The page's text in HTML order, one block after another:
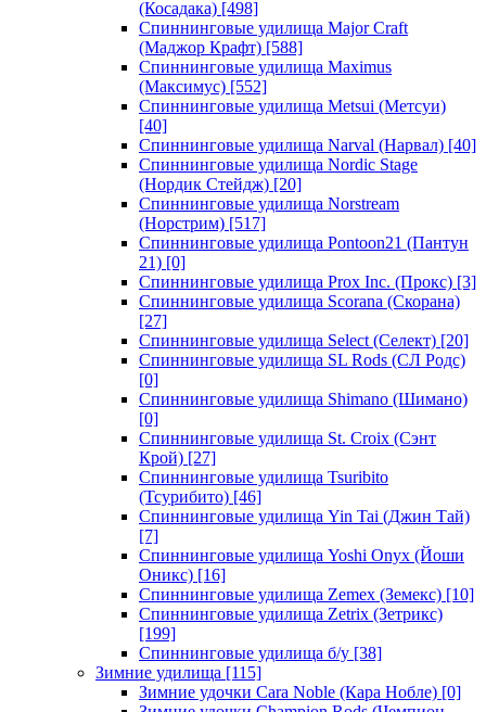
(Косадака) [498]
Спиннинговые удилища Major Craft
(Маджор Крафт) [588]
Спиннинговые удилища Maximus
(Максимус) [552]
Спиннинговые удилища Metsui (Метсуи)
[40]
Спиннинговые удилища Narval (Нарвал) [40]
Спиннинговые удилища Nordic Stage
(Нордик Стейдж) [20]
Спиннинговые удилища Norstream
(Норстрим) [517]
Спиннинговые удилища Pontoon21 (Пантун
21) [0]
Спиннинговые удилища Prox Inc. (Прокс) [3]
Спиннинговые удилища Scorana (Скорана)
[27]
Спиннинговые удилища Select (Селект) [20]
Спиннинговые удилища SL Rods (СЛ Родс)
[0]
Спиннинговые удилища Shimano (Шимано)
[0]
Спиннинговые удилища St. Croix (Сэнт
Крой) [27]
Спиннинговые удилища Tsuribito
(Тсурибито) [46]
Спиннинговые удилища Yin Tai (Джин Тай)
[7]
Спиннинговые удилища Yoshi Onyx (Йоши
Оникс) [16]
Спиннинговые удилища Zemex (Земекс) [10]
Спиннинговые удилища Zetrix (Зетрикс)
[199]
Спиннинговые удилища б/у [38]
Зимние удилища [115]
Зимние удочки Cara Noble (Кара Нобле) [0]